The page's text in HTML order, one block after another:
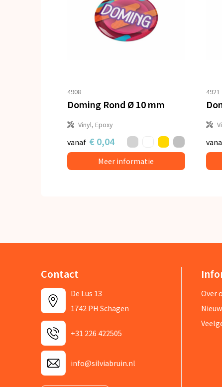
4908
Doming Rond Ø 10 mm
Vinyl, Epoxy
vanaf € 0,04
Meer informatie
4921
Contact
De Lus 13
1742 PH Schagen
+31 226 422505
info@silviabruin.nl
Over